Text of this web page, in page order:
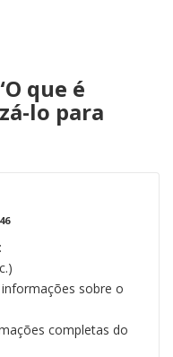
O que é
lo para
sobre o
completas do